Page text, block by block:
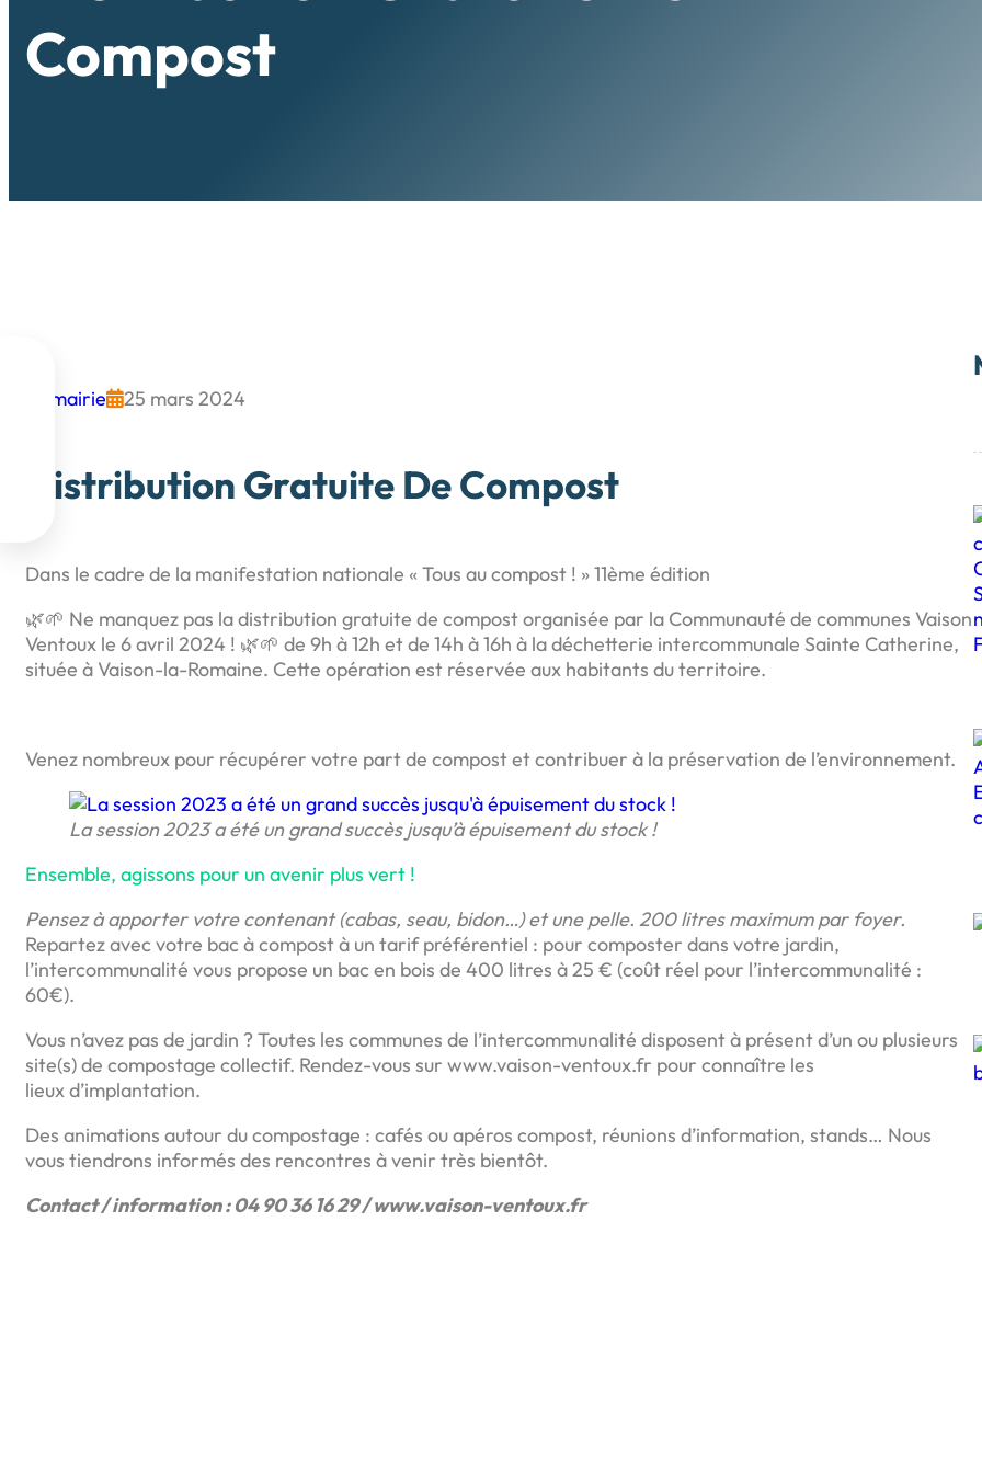
Compost
mairie25 mars 2024
Distribution Gratuite De Compost
Dans le cadre de la manifestation nationale « Tous au compost ! » 11ème édition
🌿🌱 Ne manquez pas la distribution gratuite de compost organisée par la Communauté de communes Vaison
Ventoux le 6 avril 2024 ! 🌿🌱 de 9h à 12h et de 14h à 16h à la déchetterie intercommunale Sainte Catherine,
située à Vaison-la-Romaine. Cette opération est réservée aux habitants du territoire.
Venez nombreux pour récupérer votre part de compost et contribuer à la préservation de l’environnement.
La session 2023 a été un grand succès jusqu’à épuisement du stock !
Ensemble, agissons pour un avenir plus vert !
Pensez à apporter votre contenant (cabas, seau, bidon…) et une pelle. 200 litres maximum par foyer.
Repartez avec votre bac à compost à un tarif préférentiel : pour composter dans votre jardin,
l’intercommunalité vous propose un bac en bois de 400 litres à 25 € (coût réel pour l’intercommunalité :
60€).
Vous n’avez pas de jardin ? Toutes les communes de l’intercommunalité disposent à présent d’un ou plusieurs
site(s) de compostage collectif. Rendez-vous sur www.vaison-ventoux.fr pour connaître les
lieux d’implantation.
Des animations autour du compostage : cafés ou apéros compost, réunions d’information, stands… Nous
vous tiendrons informés des rencontres à venir très bientôt.
Contact / information : 04 90 36 16 29 / www.vaison-ventoux.fr